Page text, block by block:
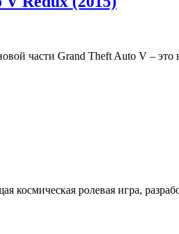
части Grand Theft Auto V – это
космическая ролевая игра,